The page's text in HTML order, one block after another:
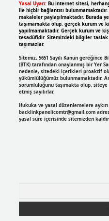
Yasal Uyarı: Bu internet sitesi,
ile hiçbir bağlantısı bulunmamaktadır.
makaleler paylaşılmaktadır. Burada
taşımamakta olup, gerçek kurum ve
yapılmamaktadır. Gerçek kurum ve
tesadüfidir. Sitemizdeki bilgiler
taşımazlar.
Sitemiz, 5651 Sayılı Kanun
(BTK) tarafından onaylanmış bir Yer
nedenle, sitedeki içerikleri proaktif
yükümlülüğümüz bulunmamaktadır.
sorumluluğunu taşımakta olup,
etmiş sayılırlar.
Hukuka ve yasal düzenlemelere
backlinkpanelicomtr@gmail.com
yasal süre içerisinde sitemizden